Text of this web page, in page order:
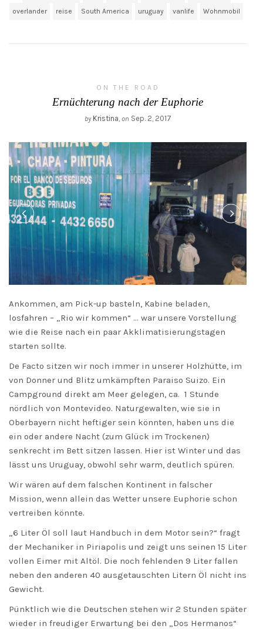
overlander reise South America uruguay vanlife Wohnmobil
ON THE ROAD
Ernüchterung nach der Euphorie
by Kristina on Sep. 2, 2017
Ankommen, am Pick-up basteln, Kabine beladen,
losfahren – „Rio wir kommen“ … war unsere Vorstellung
wie die Reise nach ein paar Akklimatisierungstagen
starten sollte.
De Facto sitzen wir noch immer in unserer Holzhütte, im
von Donner und Blitz umkämpften Paraiso Suizo. Ein
Campground direkt am Meer gelegen, ca. 1 Stunde
nördlich von Montevideo. Naturgewalten, wie sie in
Oberbayern nicht heftiger sein könnten, haben uns die
ein oder andere Nacht (zum Glück im Trockenen)
senkrecht im Bett sitzen lassen. Hier ist Winter und das
lässt uns Uruguay, obwohl sehr warm, deutlich spüren.
Wir wären auf dem falschen Kontinent in falscher
Mission, wenn allein das Wetter unsere Euphorie schon
vertreiben könnte.
„6 Liter Öl soll laut Handbuch in dem Motor sein?“ fragt
der Mechaniker in Piriapolis und zeigt uns seinen 15 Liter
vollen Eimer mit Altöl. Die noch fehlenden 9 Liter fallen
neben den anderen 40 ausgetauschten Litern Öl nicht ins
Gewicht.
Pünktlich wie die Deutschen stehen wir 2 Stunden später
wieder in freudiger Erwartung bei den „Dos Hermanos“